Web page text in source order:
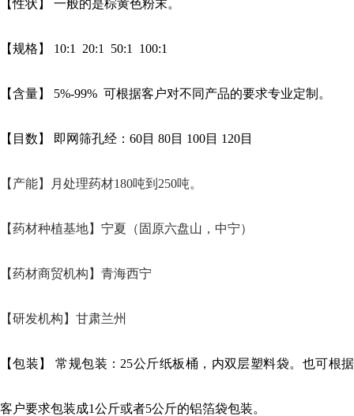
【性状】 一般的是棕黄色粉末。
【规格】 10:1 20:1 50:1 100:1
【含量】 5%-99% 可根据客户对不同产品的要求专业定制。
【目数】 即网筛孔经：60目 80目 100目 120目
【产能】 月处理药材180吨到250吨。
【药材种植基地】宁夏（固原六盘山，中宁）
【药材商贸机构】青海西宁
【研发机构】甘肃兰州
【包装】 常规包装：25公斤纸板桶，内双层塑料袋。也可根据
客户要求包装成1公斤或者5公斤的铝箔袋包装。